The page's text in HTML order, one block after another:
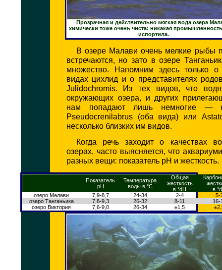
Прозрачная и действительно мягкая вода озера
химически тоже очень чиста: никакая
испортила.
В озере Малави очень мелкие рыбы
встречаются, но зато в озере
множество. Напомним здесь только о
видах цихлид и о представителях
Julidochromis. Из тех видов, что
окружающих озера, и других
нам попадают лишь немногие —
Pseudocrenilabrus (оба вида) или
несколько близких им видов.
Когда речь заходит о качествах
озерах, часто выясняется, что
разных вещи: показатель рН и жесткость.
Показатель
рН
Температура
воды в °С
Общая
жесткость
в °dH
в
озеро Малави
7,9-8,7 24-34 2-4
5-
озеро Танганьика
7,8-9,3 26-32 8-11
16-
озеро Виктория
7,6-9,0 26-34 ±1,5